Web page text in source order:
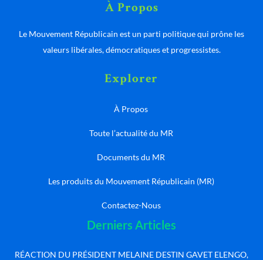
À Propos
Le Mouvement Républicain est un parti politique qui prône les
valeurs libérales, démocratiques et progressistes.
Explorer
À Propos
Toute l’actualité du MR
Documents du MR
Les produits du Mouvement Républicain (MR)
Contactez-Nous
Derniers Articles
RÉACTION DU PRÉSIDENT MELAINE DESTIN GAVET ELENGO,